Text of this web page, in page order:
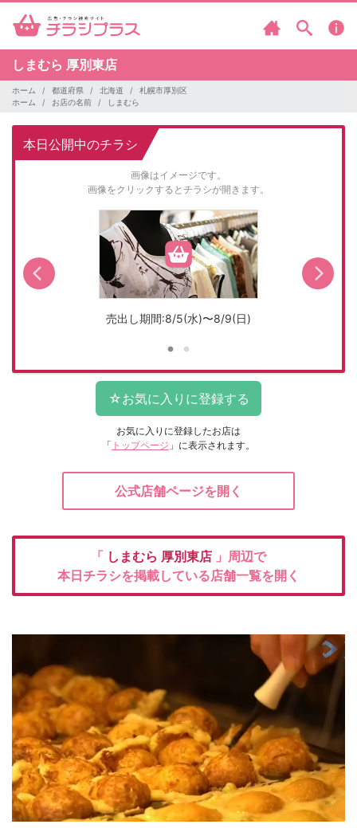
しまむら 厚別東店
ホーム 都道府県 北海道
札幌市厚別区
ホーム
お店の名前 しまむら
本日公開中のチラシ
画像はイメージです。
画像をクリックするとチラシが開きます。
売出し期間:8/5(水)〜8/9(日)
お気に入りに登録したお店は
「 トップページ 」に表示されます。
公式店舗ページを開く
「 しまむら 厚別東店 」周辺で
本日チラシを掲載している店舗一覧を開く